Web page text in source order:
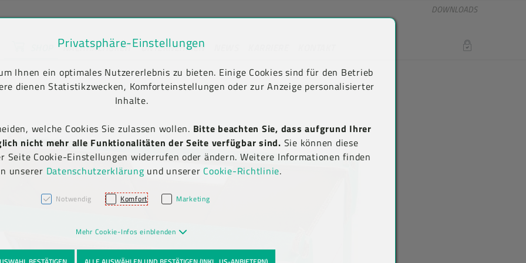
springen [AK + 2]
[AK + 5]
DOWNLOADS
NACHHALTIGKEIT UNTERNEHMEN LOGIN
Produkt-Detailansicht
Privatsphäre-Einstellungen
Ihnen ein optimales Nutzererlebnis zu bieten. Einige Cookies sind für den Betrieb
dienen Statistikzwecken, Komforteinstellungen oder zur Anzeige personalisierter
Inhalte.
welche Cookies Sie zulassen wollen. Bitte beachten Sie, dass aufgrund Ihrer
nicht mehr alle Funktionalitäten der Seite verfügbar sind. Sie können diese
Seite Cookie-Einstellungen widerrufen oder ändern. Weitere Informationen finden
unserer Datenschutzerklärung und unserer Cookie-Richtlinie.
Notwendig Komfort Marketing
Mehr Cookie-Infos einblenden